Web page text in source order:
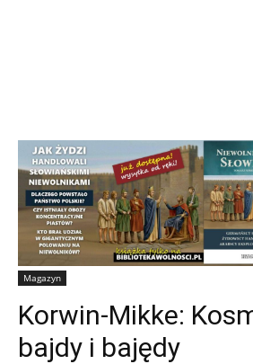
Magazyn
Korwin-Mikke:
bajdy i bajędy